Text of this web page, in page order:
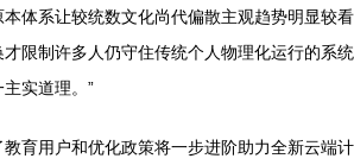
体系让较统数文化尚代偏散主观趋势明显较看
限制许多人仍守住传统个人物理化运行的系统
实道理。”
育用户和优化政策将一步进阶助力全新云端计